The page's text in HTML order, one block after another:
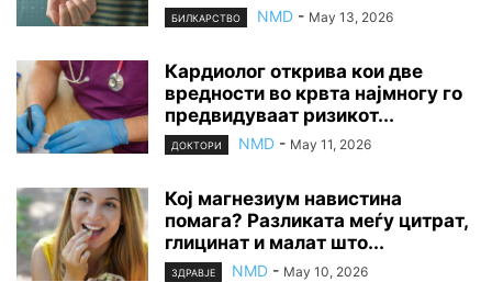
БИЛКАРСТВО NMD - May 13, 2026
Кардиолог открива кои две
вредности во крвта најмногу го
предвидуваат ризикот...
ДОКТОРИ NMD - May 11, 2026
Кој магнезиум навистина
помага? Разликата меѓу цитрат,
глицинат и малат што...
ЗДРАВЈЕ NMD - May 10, 2026